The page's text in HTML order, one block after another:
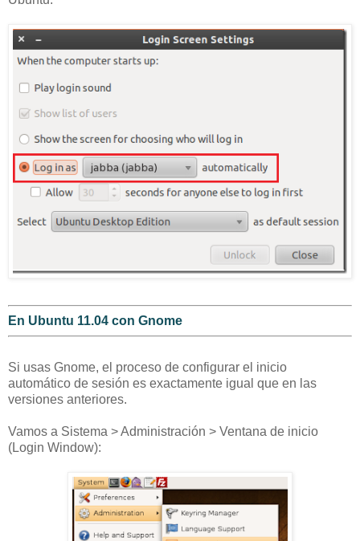
En Ubuntu 11.04 con Gnome
Si usas Gnome, el proceso de configurar el inicio
automático de sesión es exactamente igual que en las
versiones anteriores.
Vamos a Sistema > Administración > Ventana de inicio
(Login Window):